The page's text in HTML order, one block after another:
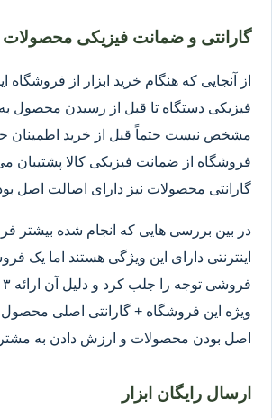
گارانتی و ضمانت فیزیکی محصولات
از آنجایی که هنگام خرید ابزار از فروشگاه
فیزیکی دستگاه تا قبل از رسیدن محصول
مشخص نیست حتماً قبل از خرید اطمینان
فروشگاه از ضمانت فیزیکی کالا پشتیبان
گارانتی محصولات نیز دارای اصالت اصل
در بین بررسی هایی که انجام شده بیشتر
اینترنتی دارای این ویژگی هستند اما یک
ویژه این فروشگاه + گارانتی اصلی محصول
اصل بودن محصولات و ارزش دادن به
ارسال رایگان ابزار